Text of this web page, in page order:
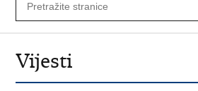
Vijesti